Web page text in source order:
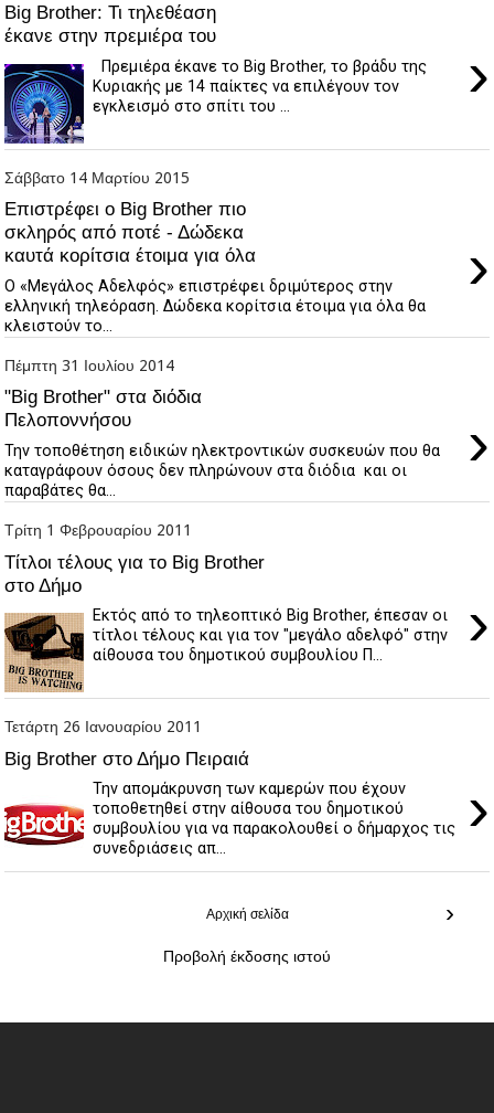
Big Brother: Τι τηλεθέαση
έκανε στην πρεμιέρα του
›
Πρεμιέρα έκανε το Big Brother, το βράδυ της
Κυριακής με 14 παίκτες να επιλέγουν τον
εγκλεισμό στο σπίτι του ...
Σάββατο 14 Μαρτίου 2015
Επιστρέφει ο Big Brother πιο
σκληρός από ποτέ - Δώδεκα
καυτά κορίτσια έτοιμα για όλα
›
Ο «Μεγάλος Αδελφός» επιστρέφει δριμύτερος στην
ελληνική τηλεόραση. Δώδεκα κορίτσια έτοιμα για όλα θα
κλειστούν το...
Πέμπτη 31 Ιουλίου 2014
"Big Brother" στα διόδια
Πελοποννήσου
›
Την τοποθέτηση ειδικών ηλεκτροντικών συσκευών που θα
καταγράφουν όσους δεν πληρώνουν στα διόδια και οι
παραβάτες θα...
Τρίτη 1 Φεβρουαρίου 2011
Τίτλοι τέλους για το Big Brother
στο Δήμο
›
Εκτός από το τηλεοπτικό Big Brother, έπεσαν οι
τίτλοι τέλους και για τον "μεγάλο αδελφό" στην
αίθουσα του δημοτικού συμβουλίου Π...
Τετάρτη 26 Ιανουαρίου 2011
Big Brother στο Δήμο Πειραιά
›
Την απομάκρυνση των καμερών που έχουν
τοποθετηθεί στην αίθουσα του δημοτικού
συμβουλίου για να παρακολουθεί ο δήμαρχος τις
συνεδριάσεις απ...
›
Αρχική σελίδα
Προβολή έκδοσης ιστού